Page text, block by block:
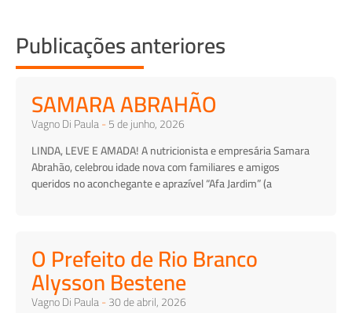
Publicações anteriores
SAMARA ABRAHÃO
Vagno Di Paula 5 de junho, 2026
LINDA, LEVE E AMADA! A nutricionista e empresária Samara
Abrahão, celebrou idade nova com familiares e amigos
queridos no aconchegante e aprazível “Afa Jardim” (a
O Prefeito de Rio Branco
Alysson Bestene
Vagno Di Paula 30 de abril, 2026